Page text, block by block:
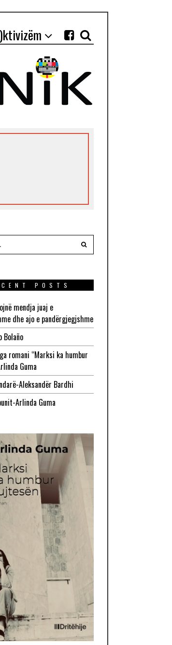
)ktivizëm
POSTS
mendja juaj e
dhe ajo e pandërgjegjshme
Bolaño
romani “Marksi ka humbur
Guma
Aleksandër Bardhi
Arlinda Guma